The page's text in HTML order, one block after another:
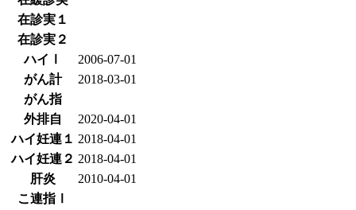
在診実１
在診実２
ハイⅠ
2006-07-01
がん計
2018-03-01
がん指
外排自
2020-04-01
ハイ妊連１ 2018-04-01
ハイ妊連２ 2018-04-01
肝炎
2010-04-01
こ連指Ⅰ